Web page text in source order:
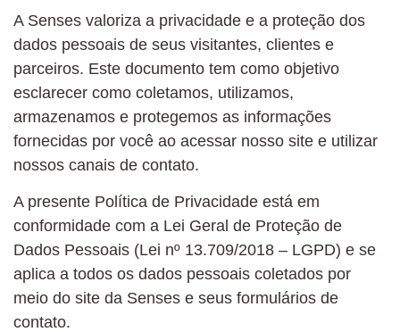
A Senses valoriza a privacidade e a proteção dos
dados pessoais de seus visitantes, clientes e
parceiros. Este documento tem como objetivo
esclarecer como coletamos, utilizamos,
armazenamos e protegemos as informações
fornecidas por você ao acessar nosso site e utilizar
nossos canais de contato.
A presente Política de Privacidade está em
conformidade com a Lei Geral de Proteção de
Dados Pessoais (Lei nº 13.709/2018 – LGPD) e se
aplica a todos os dados pessoais coletados por
meio do site da Senses e seus formulários de
contato.